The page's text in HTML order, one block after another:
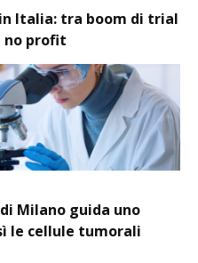
Italia: tra boom di trial
no profit
Milano guida uno
le cellule tumorali